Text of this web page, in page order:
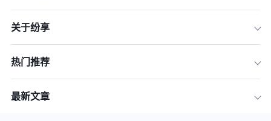
4.分析决策人关系
关于纷享
热门推荐
最新文章